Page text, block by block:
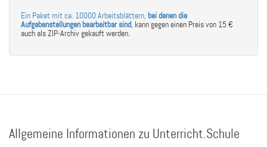
Ein Paket mit ca. 10000 Arbeitsblättern, bei denen die
Aufgabenstellungen bearbeitbar sind, kann gegen einen Preis von 15 €
auch als ZIP-Archiv gekauft werden.
Allgemeine Informationen zu Unterricht.Schule